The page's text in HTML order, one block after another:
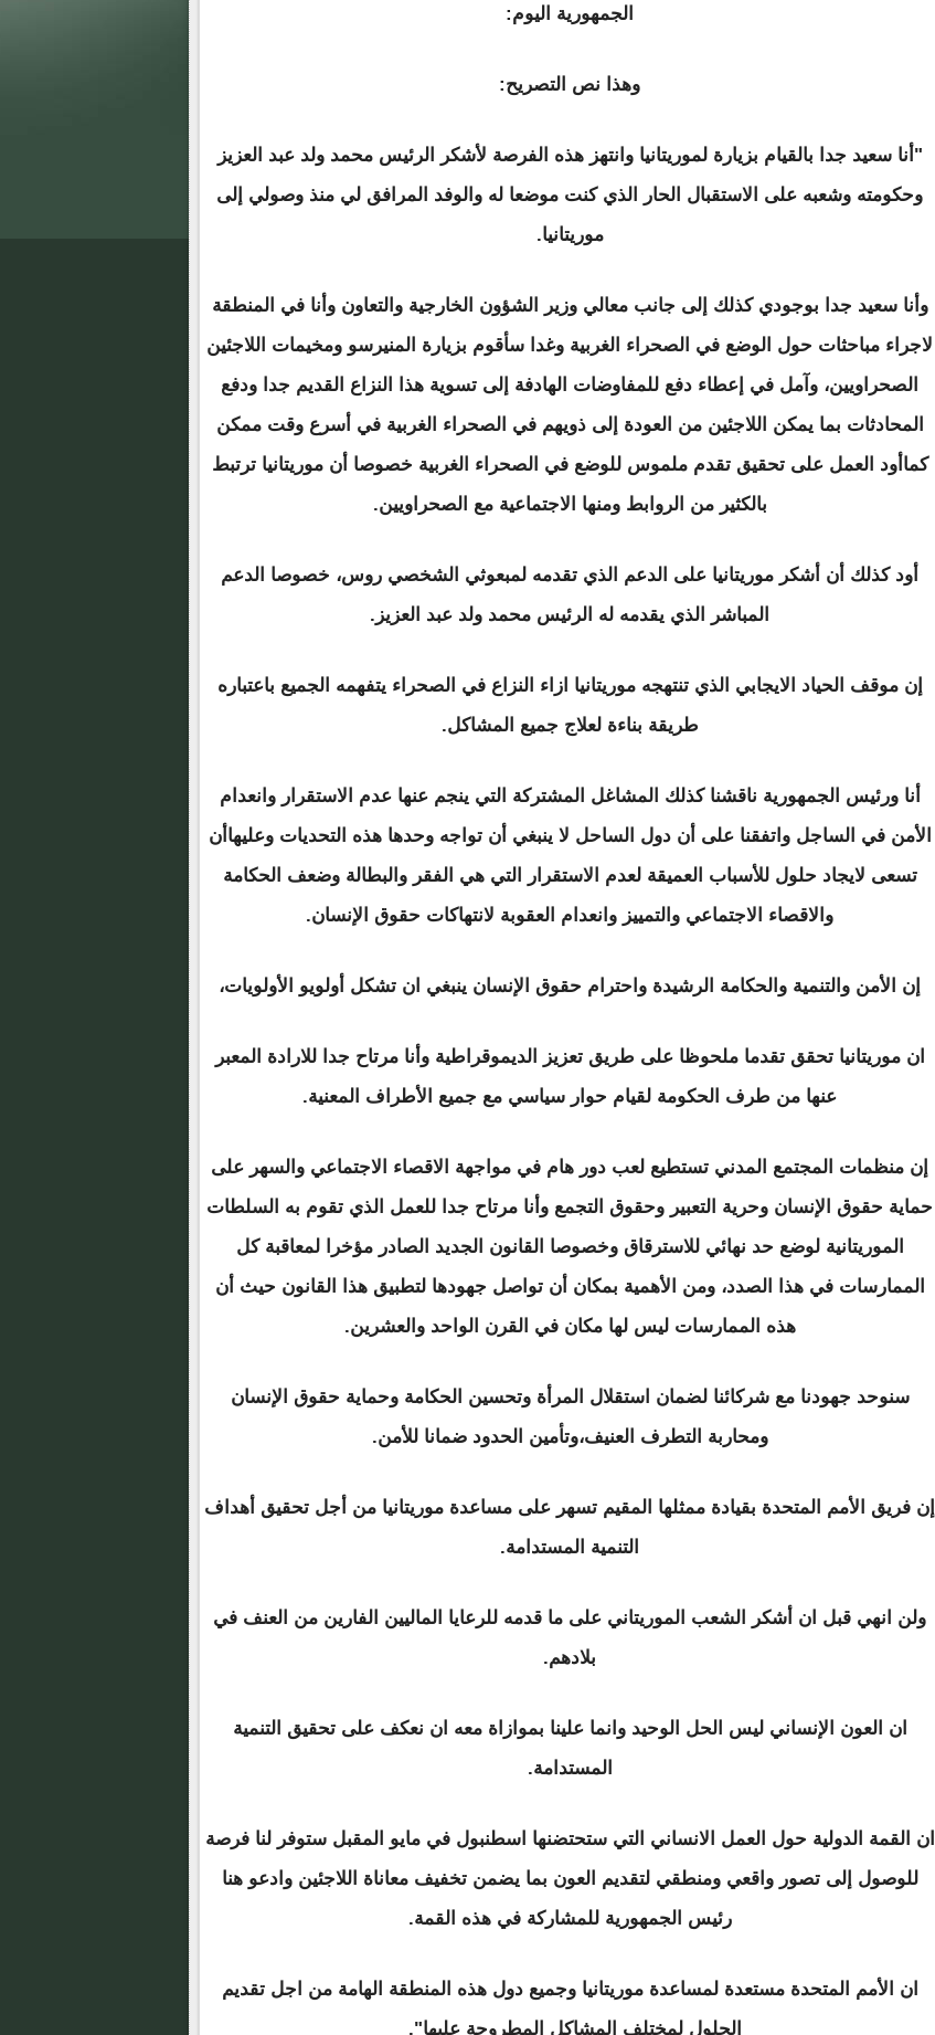
الجمهورية اليوم:
وهذا نص التصريح:
"أنا سعيد جدا بالقيام بزيارة لموريتانيا وانتهز هذه الفرصة لأشكر الرئيس محمد ولد عبد العزيز
وحكومته وشعبه على الاستقبال الحار الذي كنت موضعا له والوفد المرافق لي منذ وصولي إلى
موريتانيا.
وأنا سعيد جدا بوجودي كذلك إلى جانب معالي وزير الشؤون الخارجية والتعاون وأنا في المنطقة
لاجراء مباحثات حول الوضع في الصحراء الغربية وغدا سأقوم بزيارة المنيرسو ومخيمات اللاجئين
الصحراويين، وآمل في إعطاء دفع للمفاوضات الهادفة إلى تسوية هذا النزاع القديم جدا ودفع
المحادثات بما يمكن اللاجئين من العودة إلى ذويهم في الصحراء الغربية في أسرع وقت ممكن
كماأود العمل على تحقيق تقدم ملموس للوضع في الصحراء الغربية خصوصا أن موريتانيا ترتبط
بالكثير من الروابط ومنها الاجتماعية مع الصحراويين.
أود كذلك أن أشكر موريتانيا على الدعم الذي تقدمه لمبعوثي الشخصي روس، خصوصا الدعم
المباشر الذي يقدمه له الرئيس محمد ولد عبد العزيز.
إن موقف الحياد الايجابي الذي تنتهجه موريتانيا ازاء النزاع في الصحراء يتفهمه الجميع باعتباره
طريقة بناءة لعلاج جميع المشاكل.
أنا ورئيس الجمهورية ناقشنا كذلك المشاغل المشتركة التي ينجم عنها عدم الاستقرار وانعدام
الأمن في الساجل واتفقنا على أن دول الساحل لا ينبغي أن تواجه وحدها هذه التحديات وعليهاأن
تسعى لايجاد حلول للأسباب العميقة لعدم الاستقرار التي هي الفقر والبطالة وضعف الحكامة
والاقصاء الاجتماعي والتمييز وانعدام العقوبة لانتهاكات حقوق الإنسان.
إن الأمن والتنمية والحكامة الرشيدة واحترام حقوق الإنسان ينبغي ان تشكل أولويو الأولويات،
ان موريتانيا تحقق تقدما ملحوظا على طريق تعزيز الديموقراطية وأنا مرتاح جدا للارادة المعبر
عنها من طرف الحكومة لقيام حوار سياسي مع جميع الأطراف المعنية.
إن منظمات المجتمع المدني تستطيع لعب دور هام في مواجهة الاقصاء الاجتماعي والسهر على
حماية حقوق الإنسان وحرية التعبير وحقوق التجمع وأنا مرتاح جدا للعمل الذي تقوم به السلطات
الموريتانية لوضع حد نهائي للاسترقاق وخصوصا القانون الجديد الصادر مؤخرا لمعاقبة كل
الممارسات في هذا الصدد، ومن الأهمية بمكان أن تواصل جهودها لتطبيق هذا القانون حيث أن
هذه الممارسات ليس لها مكان في القرن الواحد والعشرين.
سنوحد جهودنا مع شركائنا لضمان استقلال المرأة وتحسين الحكامة وحماية حقوق الإنسان
ومحاربة التطرف العنيف،وتأمين الحدود ضمانا للأمن.
إن فريق الأمم المتحدة بقيادة ممثلها المقيم تسهر على مساعدة موريتانيا من أجل تحقيق أهداف
التنمية المستدامة.
ولن انهي قبل ان أشكر الشعب الموريتاني على ما قدمه للرعايا الماليين الفارين من العنف في
بلادهم.
ان العون الإنساني ليس الحل الوحيد وانما علينا بموازاة معه ان نعكف على تحقيق التنمية
المستدامة.
ان القمة الدولية حول العمل الانساني التي ستحتضنها اسطنبول في مايو المقبل ستوفر لنا فرصة
للوصول إلى تصور واقعي ومنطقي لتقديم العون بما يضمن تخفيف معاناة اللاجئين وادعو هنا
رئيس الجمهورية للمشاركة في هذه القمة.
ان الأمم المتحدة مستعدة لمساعدة موريتانيا وجميع دول هذه المنطقة الهامة من اجل تقديم
الحلول لمختلف المشاكل المطروحة عليها".